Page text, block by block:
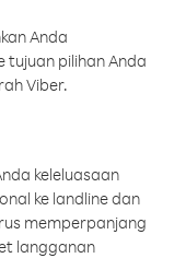
Anda
tujuan pilihan Anda
Viber.
keleluasaan
ke landline dan
memperpanjang
langganan